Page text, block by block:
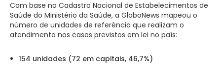
Com base no Cadastro Nacional de Estabelecimentos de
Saúde do Ministério da Saúde, a GloboNews mapeou o
número de unidades de referência que realizam o
atendimento nos casos previstos em lei no país:
154 unidades (72 em capitais, 46,7%)